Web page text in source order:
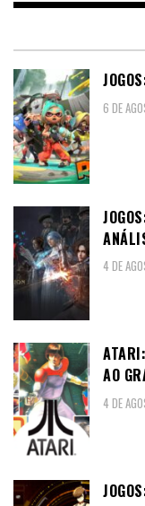
6 DE
4 DE
AO
4 DE